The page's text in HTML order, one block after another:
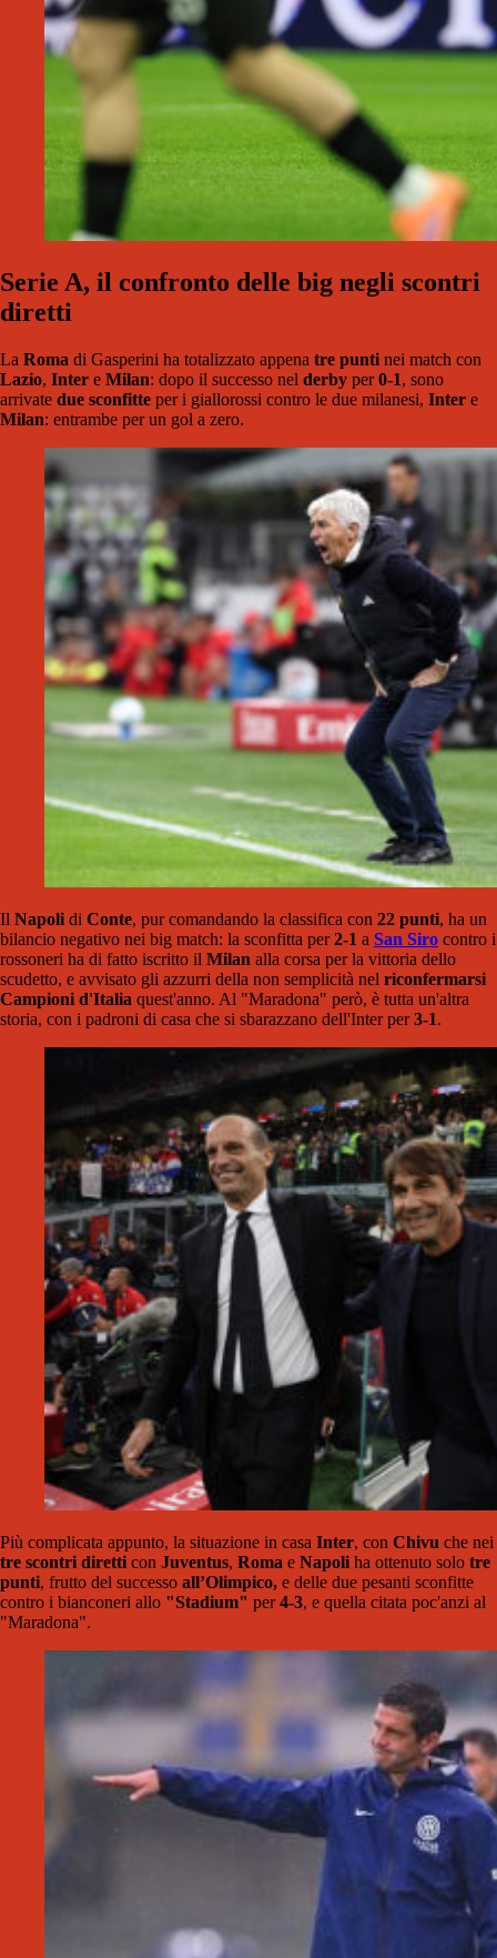
Serie A, il confronto delle big negli scontri
diretti
La Roma di Gasperini ha totalizzato appena tre punti nei match con
Lazio, Inter e Milan: dopo il successo nel derby per0-1, sono
arrivate due sconfitte per i giallorossi contro le due milanesi, Inter e
Milan: entrambe per un gol a zero.
Il Napoli di Conte, pur comandando la classifica con 22 punti, ha un
bilancio negativo nei big match: la sconfitta per2-1 a San Siro contro i
rossoneri ha di fatto iscritto il Milan alla corsa per la vittoria dello
scudetto, e avvisato gli azzurri della non semplicità nel riconfermarsi
Campioni d'Italia quest'anno. Al "Maradona" però, è tutta un'altra
storia, con i padroni di casa che si sbarazzano dell'Inter per3-1.
Più complicata appunto, la situazione in casa Inter, con Chivu che nei
tre scontri diretti con Juventus, Roma e Napoli ha ottenuto solo tre
punti, frutto del successo all’Olimpico, e delle due pesanti sconfitte
contro i bianconeri allo "Stadium" per4-3, e quella citata poc'anzi al
"Maradona".